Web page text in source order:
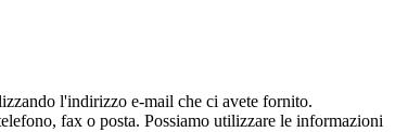
l'indirizzo e-mail che ci avete fornito.
fax o posta. Possiamo utilizzare le informazioni